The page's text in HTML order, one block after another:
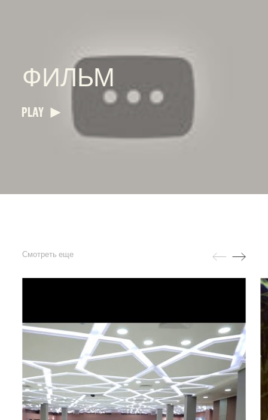
ФИЛЬМ
PLAY
Смотреть еще